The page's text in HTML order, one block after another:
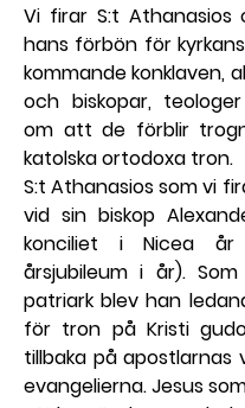
Vi firar S:t Athanasios
hans förbön för
kommande konklaven,
och biskopar,
om att de förblir
katolska ortodoxa tron.
S:t Athanasios som vi
vid sin biskop
konciliet i Nicea år
årsjubileum i år). Som
patriark blev han
för tron på Kristi
tillbaka på apostlarnas
evangelierna. Jesus